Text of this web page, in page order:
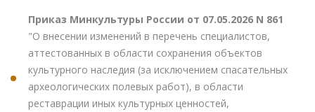
Приказ Минкультуры России от 07.05.2026 N 861
"О внесении изменений в перечень специалистов,
аттестованных в области сохранения объектов
культурного наследия (за исключением спасательных
археологических полевых работ), в области
реставрации иных культурных ценностей,